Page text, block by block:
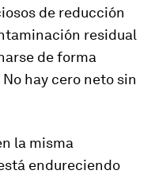
de reducción
residual
de forma
hay cero neto sin
la misma
endureciendo